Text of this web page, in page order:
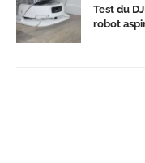
Test du
robot